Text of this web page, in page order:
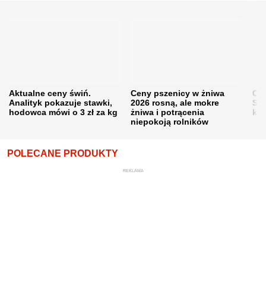
Aktualne ceny świń.
Analityk pokazuje stawki,
hodowca mówi o 3 zł za kg
Ceny pszenicy w żniwa
2026 rosną, ale mokre
żniwa i potrącenia
niepokoją rolników
POLECANE PRODUKTY
REKLAMA